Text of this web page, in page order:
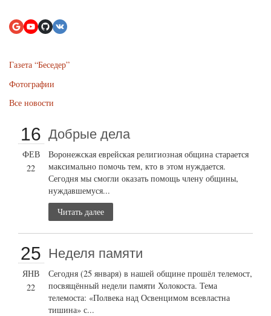
Газета “Беседер”
Фотографии
Все новости
16
ФЕВ
22
Добрые дела
Воронежская еврейская религиозная община старается
максимально помочь тем, кто в этом нуждается.
Сегодня мы смогли оказать помощь члену общины,
нуждавшемуся...
Читать далее
25
ЯНВ
22
Неделя памяти
Сегодня (25 января) в нашей общине прошёл телемост,
посвящённый недели памяти Холокоста. Тема
телемоста: «Полвека над Освенцимом всевластна
тишина» с...